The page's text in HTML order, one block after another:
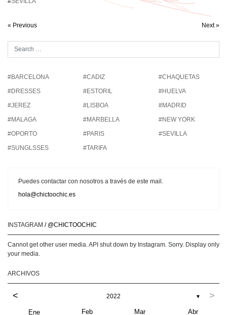
« Previous Next »
#BARCELONA #CADIZ
#CHAQUETAS
#DRESSES
#ESTORIL
#HUELVA
#JEREZ
#LISBOA
#MADRID
#MALAGA
#MARBELLA
#NEW YORK
#OPORTO
#PARIS
#SEVILLA
#SUNGLSSES
#TARIFA
Puedes contactar con nosotros a través de este mail.
hola@chictoochic.es
INSTAGRAM / @CHICTOOCHIC
Cannot get other user media. API shut down by Instagram. Sorry. Display only
your media.
ARCHIVOS
< 2022 ▼ >
Ene Feb Mar Abr